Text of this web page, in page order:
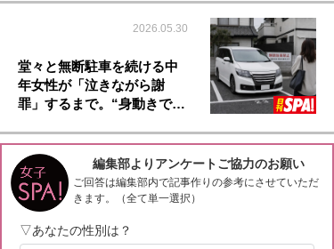
2026.05.30
堂々と無断駐車を続ける中
年女性が「泣きながら謝
罪」するまで。“身動きで…